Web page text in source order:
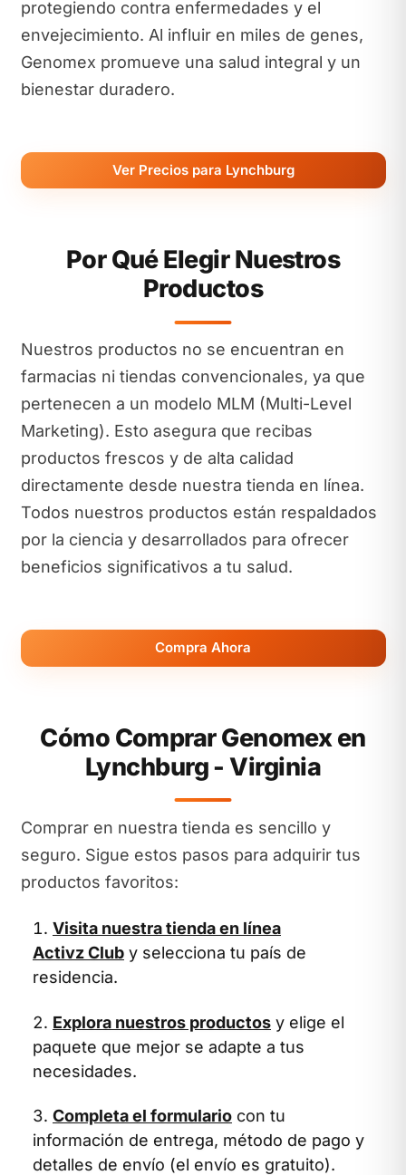
protegiendo contra enfermedades y el
envejecimiento. Al influir en miles de genes,
Genomex promueve una salud integral y un
bienestar duradero.
Ver Precios para Lynchburg
Por Qué Elegir Nuestros
Productos
Nuestros productos no se encuentran en
farmacias ni tiendas convencionales, ya que
pertenecen a un modelo MLM (Multi-Level
Marketing). Esto asegura que recibas
productos frescos y de alta calidad
directamente desde nuestra tienda en línea.
Todos nuestros productos están respaldados
por la ciencia y desarrollados para ofrecer
beneficios significativos a tu salud.
Compra Ahora
Cómo Comprar Genomex en
Lynchburg - Virginia
Comprar en nuestra tienda es sencillo y
seguro. Sigue estos pasos para adquirir tus
productos favoritos:
Visita nuestra tienda en línea
Activz Club y selecciona tu país de
residencia.
Explora nuestros productos y elige el
paquete que mejor se adapte a tus
necesidades.
Completa el formulario con tu
información de entrega, método de pago y
detalles de envío (el envío es gratuito).